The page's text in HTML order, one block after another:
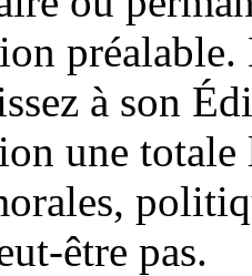
préalable.
à son
une
être pas.